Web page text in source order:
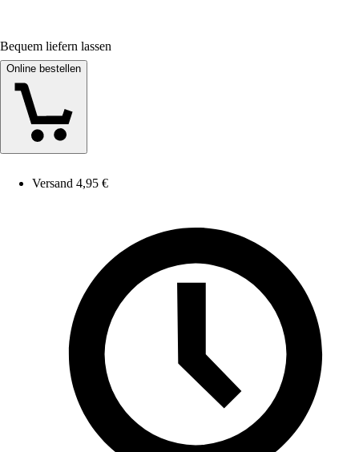
Bequem liefern lassen
Online bestellen
Versand 4,95 €